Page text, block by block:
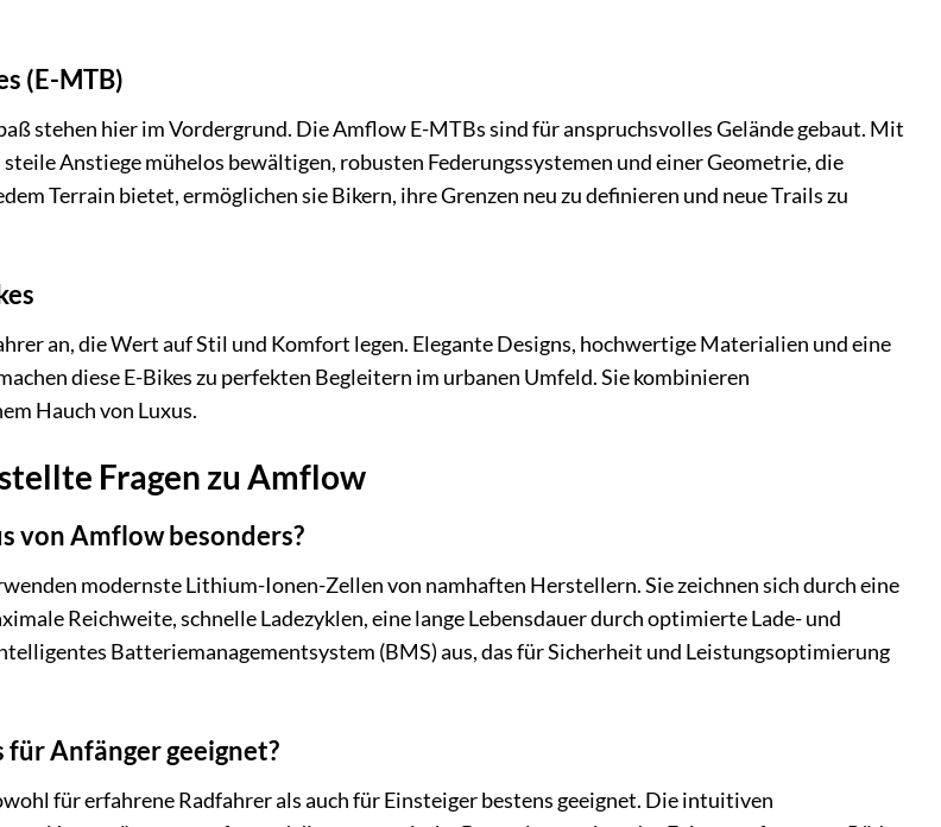
(E-MTB)
stehen hier im Vordergrund. Die Amflow E-MTBs sind für anspruchsvolles Gelände gebaut. Mit
Anstiege mühelos bewältigen, robusten Federungssystemen und einer Geometrie, die
Terrain bietet, ermöglichen sie Bikern, ihre Grenzen neu zu definieren und neue Trails zu
an, die Wert auf Stil und Komfort legen. Elegante Designs, hochwertige Materialien und eine
diese E-Bikes zu perfekten Begleitern im urbanen Umfeld. Sie kombinieren
Hauch von Luxus.
Fragen zu Amflow
von Amflow besonders?
modernste Lithium-Ionen-Zellen von namhaften Herstellern. Sie zeichnen sich durch eine
Reichweite, schnelle Ladezyklen, eine lange Lebensdauer durch optimierte Lade- und
Batteriemanagementsystem (BMS) aus, das für Sicherheit und Leistungsoptimierung
für Anfänger geeignet?
für erfahrene Radfahrer als auch für Einsteiger bestens geeignet. Die intuitiven